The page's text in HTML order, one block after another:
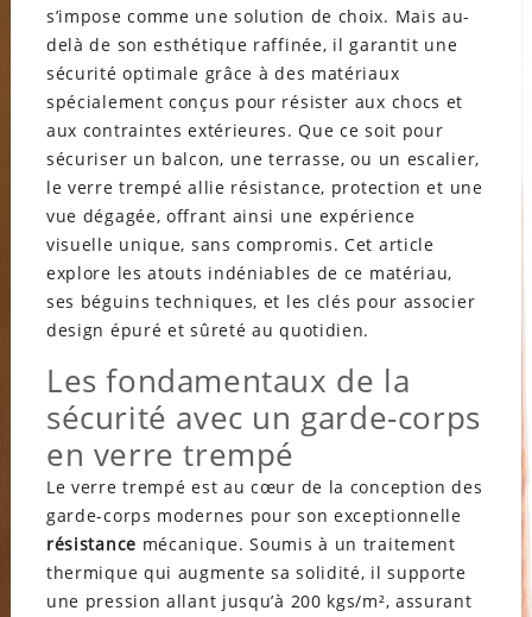
s’impose comme une solution de choix. Mais au-
delà de son esthétique raffinée, il garantit une
sécurité optimale grâce à des matériaux
spécialement conçus pour résister aux chocs et
aux contraintes extérieures. Que ce soit pour
sécuriser un balcon, une terrasse, ou un escalier,
le verre trempé allie résistance, protection et une
vue dégagée, offrant ainsi une expérience
visuelle unique, sans compromis. Cet article
explore les atouts indéniables de ce matériau,
ses béguins techniques, et les clés pour associer
design épuré et sûreté au quotidien.
Les fondamentaux de la
sécurité avec un garde-corps
en verre trempé
Le verre trempé est au cœur de la conception des
garde-corps modernes pour son exceptionnelle
résistance mécanique. Soumis à un traitement
thermique qui augmente sa solidité, il supporte
une pression allant jusqu’à 200 kgs/m², assurant